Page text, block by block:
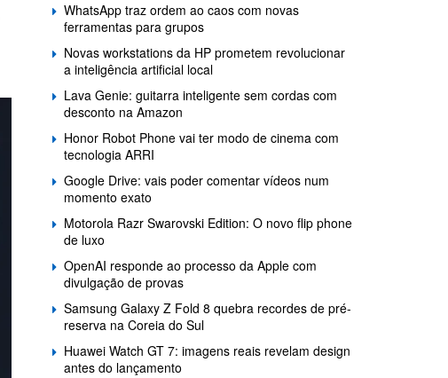
WhatsApp traz ordem ao caos com novas
ferramentas para grupos
Novas workstations da HP prometem revolucionar
a inteligência artificial local
Lava Genie: guitarra inteligente sem cordas com
desconto na Amazon
Honor Robot Phone vai ter modo de cinema com
tecnologia ARRI
Google Drive: vais poder comentar vídeos num
momento exato
Motorola Razr Swarovski Edition: O novo flip phone
de luxo
OpenAI responde ao processo da Apple com
divulgação de provas
Samsung Galaxy Z Fold 8 quebra recordes de pré-
reserva na Coreia do Sul
Huawei Watch GT 7: imagens reais revelam design
antes do lançamento